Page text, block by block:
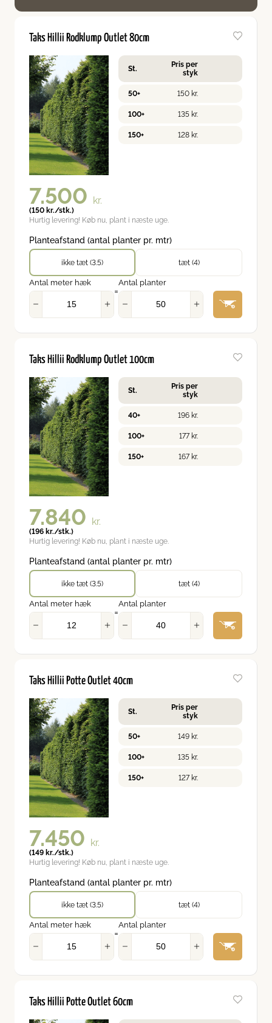
Taks Hillii Rodklump Outlet 80cm
St.
Pris per
styk
50+ 150 kr.
100+ 135 kr.
150+ 128 kr.
Planteafstand (antal planter pr. mtr)
ikke tæt (3.5) tæt (4)
Antal meter hæk
=
Antal planter
7.500 kr.
(150 kr./stk.)
Hurtig levering! Køb nu, plant i næste uge.
Taks Hillii Rodklump Outlet 100cm
St.
Pris per
styk
40+ 196 kr.
100+ 177 kr.
150+ 167 kr.
Planteafstand (antal planter pr. mtr)
ikke tæt (3.5) tæt (4)
Antal meter hæk
=
Antal planter
7.840 kr.
(196 kr./stk.)
Hurtig levering! Køb nu, plant i næste uge.
Taks Hillii Potte Outlet 40cm
St.
Pris per
styk
50+ 149 kr.
100+ 135 kr.
150+ 127 kr.
Planteafstand (antal planter pr. mtr)
ikke tæt (3.5) tæt (4)
Antal meter hæk
=
Antal planter
7.450 kr.
(149 kr./stk.)
Hurtig levering! Køb nu, plant i næste uge.
Taks Hillii Potte Outlet 60cm